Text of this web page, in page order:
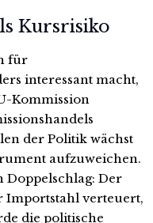
Kursrisiko
für
interessant macht,
Kommission
der Politik wächst
aufzuweichen.
Doppelschlag: Der
Importstahl verteuert,
die politische